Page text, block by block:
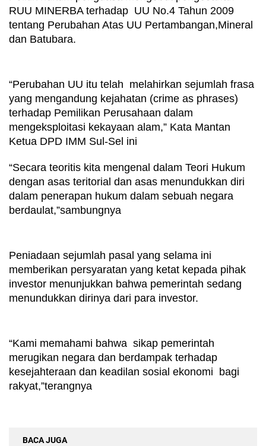
RUU MINERBA terhadap  UU No.4 Tahun 2009
tentang Perubahan Atas UU Pertambangan,Mineral
dan Batubara.
“Perubahan UU itu telah  melahirkan sejumlah frasa
yang mengandung kejahatan (crime as phrases)
terhadap Pemilikan Perusahaan dalam
mengeksploitasi kekayaan alam,” Kata Mantan
Ketua DPD IMM Sul-Sel ini
“Secara teoritis kita mengenal dalam Teori Hukum
dengan asas teritorial dan asas menundukkan diri
dalam penerapan hukum dalam sebuah negara
berdaulat,”sambungnya
Peniadaan sejumlah pasal yang selama ini
memberikan persyaratan yang ketat kepada pihak
investor menunjukkan bahwa pemerintah sedang
menundukkan dirinya dari para investor.
“Kami memahami bahwa  sikap pemerintah
merugikan negara dan berdampak terhadap
kesejahteraan dan keadilan sosial ekonomi  bagi
rakyat,”terangnya
BACA JUGA